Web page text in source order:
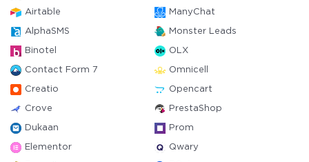
Airtable ManyChat
AlphaSMS Monster Leads
Binotel OLX
Contact Form 7 Omnicell
Creatio Opencart
Crove PrestaShop
Dukaan Prom
Elementor Qwary